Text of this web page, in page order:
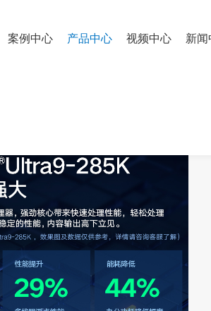
案例中心 产品中心 视频中心 新闻